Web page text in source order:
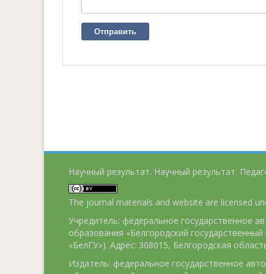
Отправить
Научный результат. Научный результат.
The journal materials and website are licensed
Учредитель: федеральное государственное
образования «Белгородский
«БелГУ»). Адрес: 308015, Белгородская
Издатель: федеральное государственное